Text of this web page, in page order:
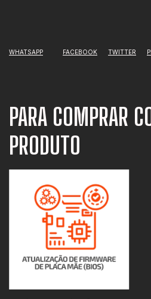
WHATSAPP FACEBOOK TWITTER
PARA COMPRAR
PRODUTO